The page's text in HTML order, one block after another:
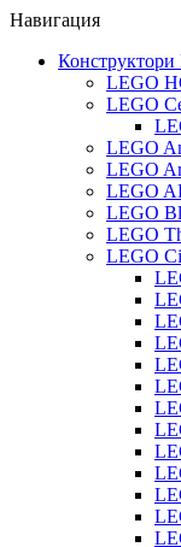
Навигация
LEGO
LEGO
LEGO
LEGO
LEGO
LEGO
LEGO
LEGO